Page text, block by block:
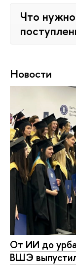
Что нужно
Новости
От ИИ до
ВШЭ